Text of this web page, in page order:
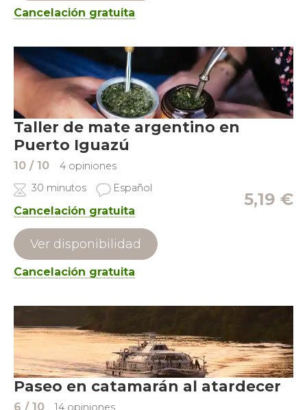
Cancelación gratuita
Taller de mate argentino en
Puerto Iguazú
10 / 10
4 opiniones
30 minutos
Español
Cancelación gratuita
5,19 €
Ver disponibilidad
Cancelación gratuita
Paseo en catamarán al atardecer
6 / 10 14 opiniones